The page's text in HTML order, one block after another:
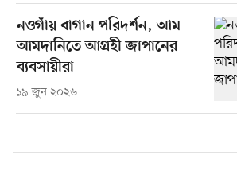
নওগাঁয় বাগান পরিদর্শন, আম
আমদানিতে আগ্রহী জাপানের
ব্যবসায়ীরা
১৯ জুন ২০২৬